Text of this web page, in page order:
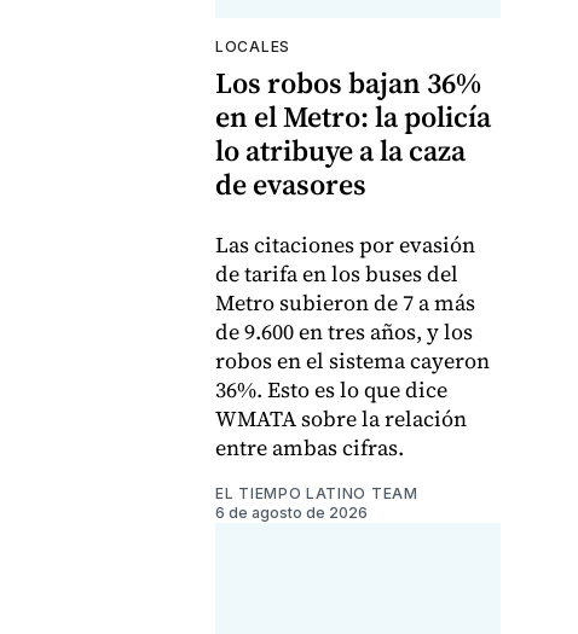
LOCALES
Los robos bajan 36%
en el Metro: la policía
lo atribuye a la caza
de evasores
Las citaciones por evasión
de tarifa en los buses del
Metro subieron de 7 a más
de 9.600 en tres años, y los
robos en el sistema cayeron
36%. Esto es lo que dice
WMATA sobre la relación
entre ambas cifras.
EL TIEMPO LATINO TEAM
6 de agosto de 2026